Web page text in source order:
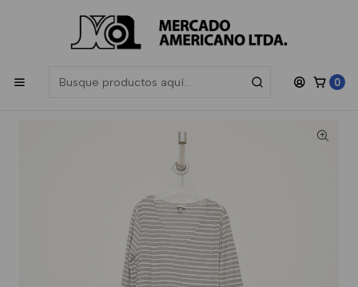
0
Las compras sobre $200.000 participan en el sorteo de una
Card de $50.000
, sorteamos todos los meses.